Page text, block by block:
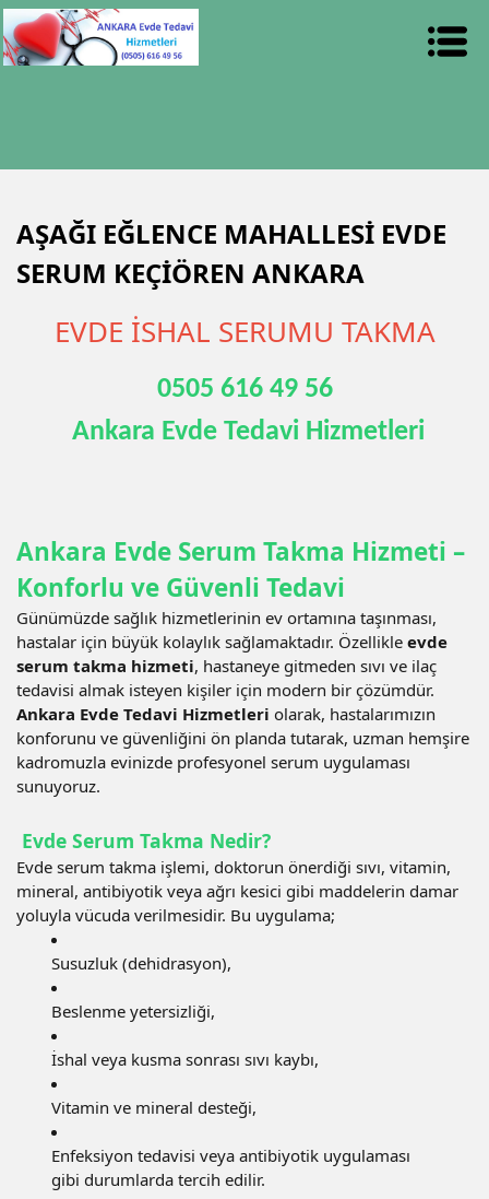
AŞAĞI EĞLENCE MAHALLESİ EVDE
SERUM KEÇİÖREN ANKARA
EVDE İSHAL SERUMU TAKMA
0505 616 49 56
Ankara Evde Tedavi Hizmetleri
Ankara Evde Serum Takma Hizmeti –
Konforlu ve Güvenli Tedavi
Günümüzde sağlık hizmetlerinin ev ortamına taşınması,
hastalar için büyük kolaylık sağlamaktadır. Özellikle evde
serum takma hizmeti, hastaneye gitmeden sıvı ve ilaç
tedavisi almak isteyen kişiler için modern bir çözümdür.
Ankara Evde Tedavi Hizmetleri olarak, hastalarımızın
konforunu ve güvenliğini ön planda tutarak, uzman hemşire
kadromuzla evinizde profesyonel serum uygulaması
sunuyoruz.
Evde Serum Takma Nedir?
Evde serum takma işlemi, doktorun önerdiği sıvı, vitamin,
mineral, antibiyotik veya ağrı kesici gibi maddelerin damar
yoluyla vücuda verilmesidir. Bu uygulama;
Susuzluk (dehidrasyon),
Beslenme yetersizliği,
İshal veya kusma sonrası sıvı kaybı,
Vitamin ve mineral desteği,
Enfeksiyon tedavisi veya antibiyotik uygulaması
gibi durumlarda tercih edilir.